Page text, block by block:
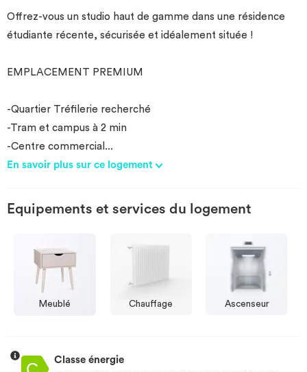
Offrez-vous un studio haut de gamme dans une résidence
étudiante récente, sécurisée et idéalement située !
EMPLACEMENT PREMIUM
-Quartier Tréfilerie recherché
-Tram et campus à 2 min
-Centre commercial ...
En savoir plus sur ce logement
Equipements et services du logement
Meublé Chauffage Ascenseur
Classe énergie